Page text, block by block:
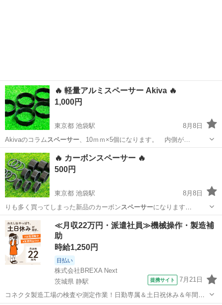
🔥 軽量アルミスペーサー Akiva 🔥
1,000円
東京都 池袋駅
8月8日
Akivaのコラム スペーサー、10ｍｍ×5個になります。 内側が…
東京 豊島区 ロードバイク
🔥 カーボンスペーサー 🔥
500円
東京都 池袋駅
8月8日
りも多く買ってしまった新品のカーボン スペーサーになります
20mm、15mm…
東京 豊島区 池袋駅 ロードバイク
≪月収22万円・派遣社員≫機械操作・製造補
助
時給1,250円
日払い
株式会社BREXA Next
茨城県 静駅
提携サイト 7月21日
コネクタ製造工場の検査や測定作業！日勤専属＆土日祝休み＆年間休